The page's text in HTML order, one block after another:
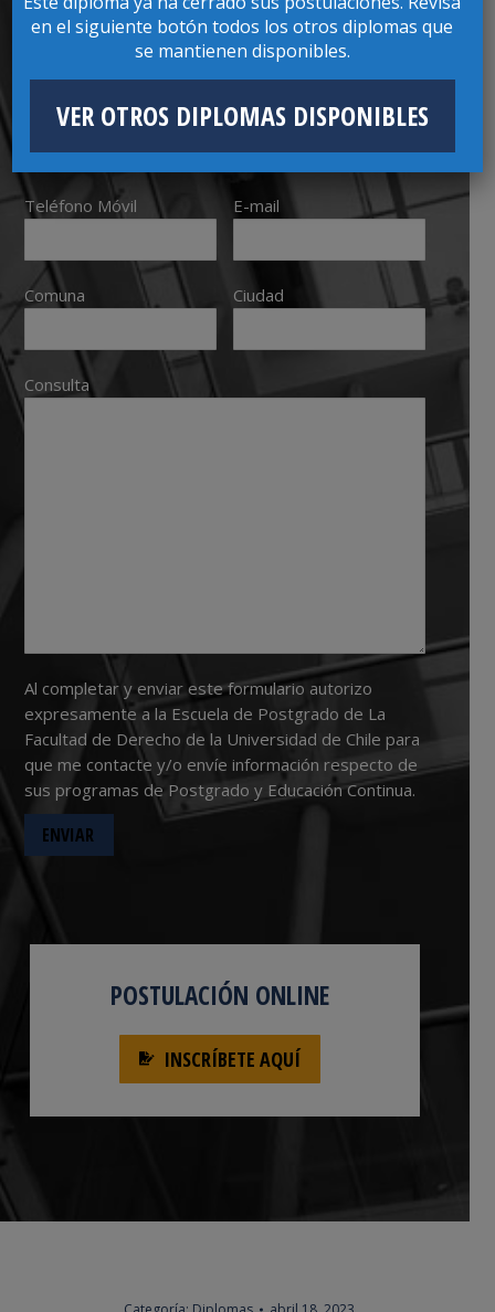
Ej: 00000000
K
Teléfono Móvil E-mail
Comuna Ciudad
Consulta
Al completar y enviar este formulario autorizo
expresamente a la Escuela de Postgrado de La
Facultad de Derecho de la Universidad de Chile para
que me contacte y/o envíe información respecto de
sus programas de Postgrado y Educación Continua.
POSTULACIÓN ONLINE
INSCRÍBETE AQUÍ
en el siguiente botón todos los otros diplomas que
se mantienen disponibles.
VER OTROS DIPLOMAS DISPONIBLES